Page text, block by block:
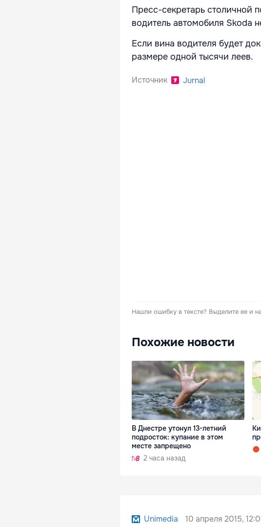
Пресс-секретарь столичной
водитель автомобиля Skoda
Если вина водителя будет
размере одной тысячи леев.
Источник Jurnal
Нашли ошибку в тексте? Выделите ее и
Похожие новости
В Днестре утонул 13-летний
подросток: купание в этом
месте запрещено
2 часа назад
Unimedia 10 апреля 2015,